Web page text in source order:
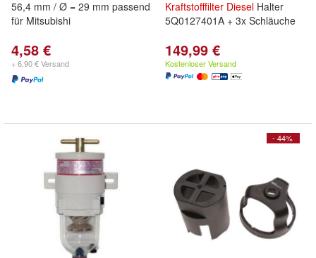
56,4 mm / Ø = 29 mm passend
für Mitsubishi
4,58 €
+ 6,90 € Versand
Kraftstofffilter Diesel Halter
5Q0127401A + 3x Schläuche
149,99 €
Kostenloser Versand
- 44%